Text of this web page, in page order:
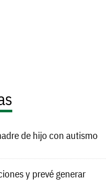
de hijo con autismo
y prevé generar